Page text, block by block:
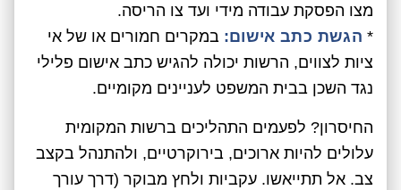
מצו הפסקת עבודה מידי ועד צו הריסה.
* הגשת כתב אישום: במקרים חמורים או של אי
ציות לצווים, הרשות יכולה להגיש כתב אישום פלילי
נגד השכן בבית המשפט לעניינים מקומיים.
החיסרון? לפעמים התהליכים ברשות המקומית
עלולים להיות ארוכים, בירוקרטיים, ולהתנהל בקצב
צב. אל תתייאשו. עקביות ולחץ מבוקר (דרך עורך